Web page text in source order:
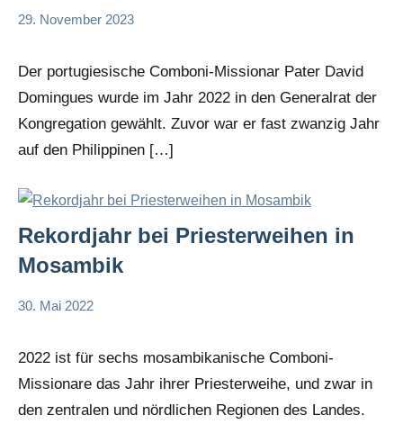
29. November 2023
Der portugiesische Comboni-Missionar Pater David
Domingues wurde im Jahr 2022 in den Generalrat der
Kongregation gewählt. Zuvor war er fast zwanzig Jahr
auf den Philippinen […]
Rekordjahr bei Priesterweihen in
Mosambik
30. Mai 2022
2022 ist für sechs mosambikanische Comboni-
Missionare das Jahr ihrer Priesterweihe, und zwar in
den zentralen und nördlichen Regionen des Landes.